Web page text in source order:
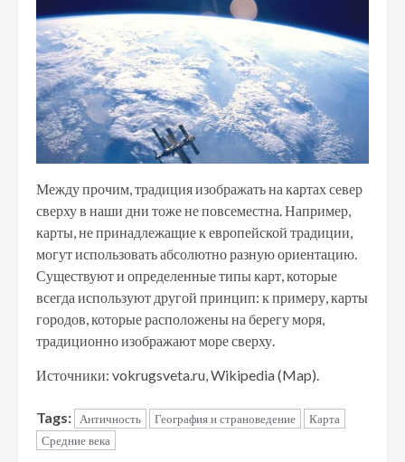
Между прочим, традиция изображать на картах север
сверху в наши дни тоже не повсеместна. Например,
карты, не принадлежащие к европейской традиции,
могут использовать абсолютно разную ориентацию.
Существуют и определенные типы карт, которые
всегда используют другой принцип: к примеру, карты
городов, которые расположены на берегу моря,
традиционно изображают море сверху.
Источники: vokrugsveta.ru, Wikipedia (Map).
Tags: Античность География и страноведение
Карта
Средние века